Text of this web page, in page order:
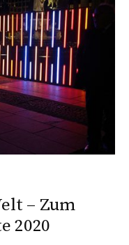
– Zum
2020